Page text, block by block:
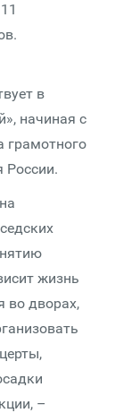
в
начиная с
грамотного
России.
жизнь
во дворах,
–